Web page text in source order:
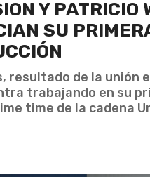
Y PATRICIO
SU
resultado de la unión
trabajando en su
time de la cadena